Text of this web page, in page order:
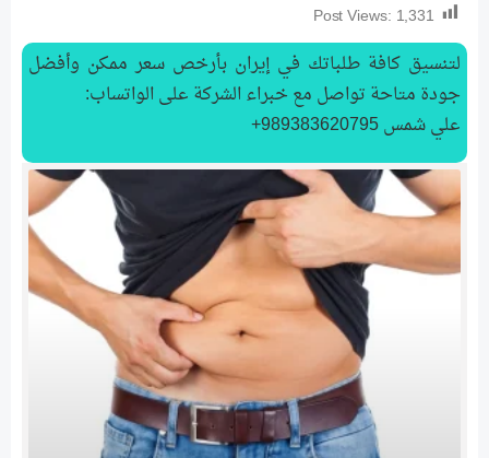
Post Views: 1,331
لتنسیق كافة طلباتك في إيران بأرخص سعر ممكن وأفضل
جودة متاحة تواصل مع خبراء الشركة على الواتساب:
علي شمس 989383620795+